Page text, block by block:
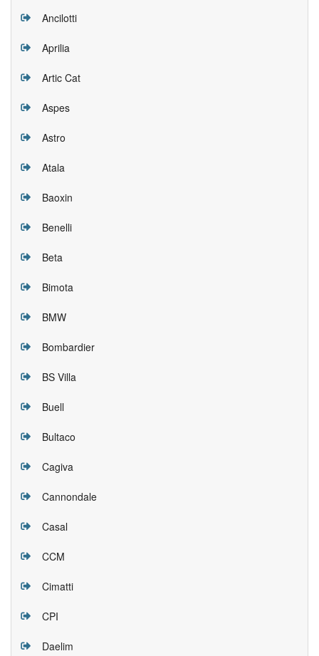
Ancilotti
Aprilia
Artic Cat
Aspes
Astro
Atala
Baoxin
Benelli
Beta
Bimota
BMW
Bombardier
BS Villa
Buell
Bultaco
Cagiva
Cannondale
Casal
CCM
Cimatti
CPI
Daelim